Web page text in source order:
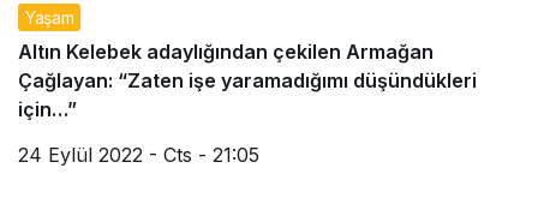
Yaşam
Altın Kelebek adaylığından çekilen Armağan
Çağlayan: “Zaten işe yaramadığımı düşündükleri
için…”
24 Eylül 2022 - Cts - 21:05